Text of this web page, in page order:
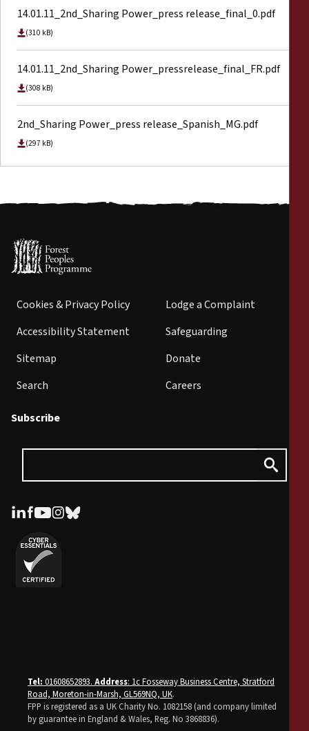
14.01.11_2nd_Sharing Power_press release_final_0.pdf
(310 kB)
14.01.11_2nd_Sharing Power_pressrelease_final_FR.pdf
(308 kB)
2nd_Sharing Power_press release_Spanish_MG.pdf
(297 kB)
Cookies & Privacy Policy
Accessibility Statement
Sitemap
Search
Lodge a Complaint
Safeguarding
Donate
Careers
Subscribe
Tel: 01608652893. Address: 1c Fosseway Business Centre, Stratford
Road, Moreton-in-Marsh, GL569NQ, UK.
FPP is registered as a UK Charity No. 1082158 (and company limited
by guarantee in England & Wales, Reg. No 3868836).